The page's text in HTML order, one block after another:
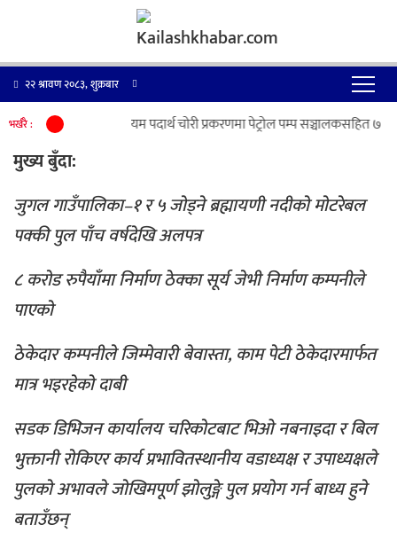
२२ श्रावण २०८३, शुक्रबार
भर्खरै : पेट्रोलियम पदार्थ चोरी प्रकरणमा पेट्रोल पम्प सञ्चालकसहित ७
मुख्य बुँदा:
जुगल गाउँपालिका–१ र ५ जोड्ने ब्रह्मायणी नदीको मोटरेबल
पक्की पुल पाँच वर्षदेखि अलपत्र
८ करोड रुपैयाँमा निर्माण ठेक्का सूर्य जेभी निर्माण कम्पनीले
पाएको
ठेकेदार कम्पनीले जिम्मेवारी बेवास्ता, काम पेटी ठेकेदारमार्फत
मात्र भइरहेको दाबी
सडक डिभिजन कार्यालय चरिकोटबाट भिओ नबनाइदा र बिल
भुक्तानी रोकिएर कार्य प्रभावितस्थानीय वडाध्यक्ष र उपाध्यक्षले
पुलको अभावले जोखिमपूर्ण झोलुङ्गे पुल प्रयोग गर्न बाध्य हुने
बताउँछन्